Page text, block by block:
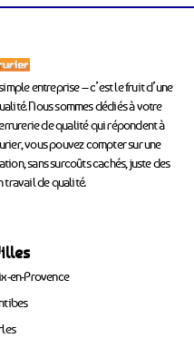
entreprise – c’est le fruit d’une
Nous sommes dédiés à votre
de qualité qui répondent à
vous pouvez compter sur une
sans surcoûts cachés, juste des
travail de qualité.
en-Provence